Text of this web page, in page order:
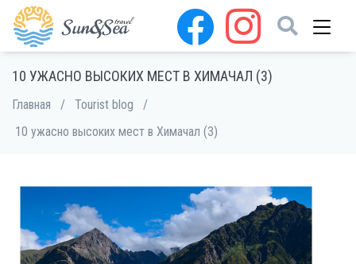
10 УЖАСНО ВЫСОКИХ МЕСТ В ХИМАЧАЛ (3)
Главная / Tourist blog
/
10 ужасно высоких мест в Химачал (3)